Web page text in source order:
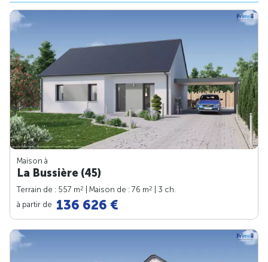
Maison à
La Bussière (45)
Terrain de : 557 m2 | Maison de : 76 m2
| 3 ch.
à partir de 136 626 €